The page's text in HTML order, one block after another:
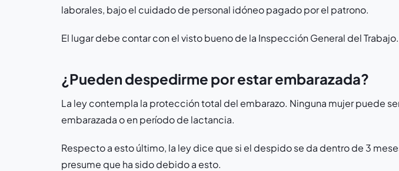
laborales, bajo el cuidado de personal idóneo pagado por el patrono.
El lugar debe contar con el visto bueno de la Inspección General del Trabajo.
¿Pueden despedirme por estar embarazada?
La ley contempla la protección total del embarazo. Ninguna mujer puede
embarazada o en período de lactancia.
Respecto a esto último, la ley dice que si el despido se da dentro de 3
presume que ha sido debido a esto.